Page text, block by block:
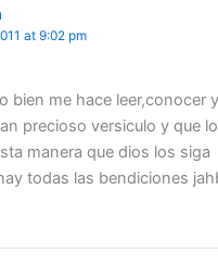
at 9:02 pm
bien me hace leer,conocer y
precioso versiculo y que lo
manera que dios los siga
todas las bendiciones